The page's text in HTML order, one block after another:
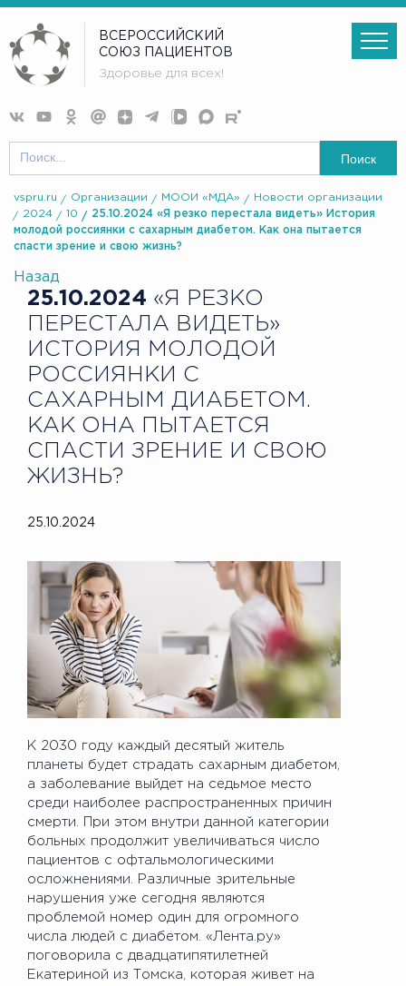
ВСЕРОССИЙСКИЙ
СОЮЗ ПАЦИЕНТОВ
Здоровье для всех!
Поиск
vspru.ru Организации МООИ «МДА»
Новости организации
2024
10
25.10.2024 «Я резко перестала видеть» История
молодой россиянки с сахарным диабетом. Как она пытается
спасти зрение и свою жизнь?
Назад
25.10.2024 «Я РЕЗКО
ПЕРЕСТАЛА ВИДЕТЬ»
ИСТОРИЯ МОЛОДОЙ
РОССИЯНКИ С
САХАРНЫМ ДИАБЕТОМ.
КАК ОНА ПЫТАЕТСЯ
СПАСТИ ЗРЕНИЕ И СВОЮ
ЖИЗНЬ?
25.10.2024
К 2030 году каждый десятый житель
планеты будет страдать сахарным диабетом,
а заболевание выйдет на седьмое место
среди наиболее распространенных причин
смерти. При этом внутри данной категории
больных продолжит увеличиваться число
пациентов с офтальмологическими
осложнениями. Различные зрительные
нарушения уже сегодня являются
проблемой номер один для огромного
числа людей с диабетом. «Лента.ру»
поговорила с двадцатипятилетней
Екатериной из Томска, которая живет на